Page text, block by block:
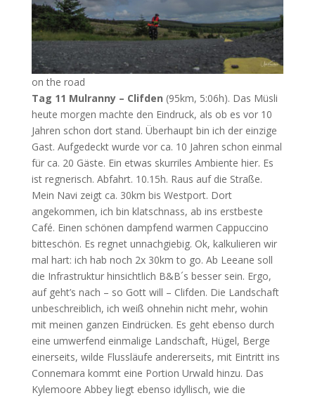
on the road
Tag 11 Mulranny – Clifden (95km, 5:06h). Das Müsli
heute morgen machte den Eindruck, als ob es vor 10
Jahren schon dort stand. Überhaupt bin ich der einzige
Gast. Aufgedeckt wurde vor ca. 10 Jahren schon einmal
für ca. 20 Gäste. Ein etwas skurriles Ambiente hier. Es
ist regnerisch. Abfahrt. 10.15h. Raus auf die Straße.
Mein Navi zeigt ca. 30km bis Westport. Dort
angekommen, ich bin klatschnass, ab ins erstbeste
Café. Einen schönen dampfend warmen Cappuccino
bitteschön. Es regnet unnachgiebig. Ok, kalkulieren wir
mal hart: ich hab noch 2x 30km to go. Ab Leeane soll
die Infrastruktur hinsichtlich B&B´s besser sein. Ergo,
auf geht’s nach – so Gott will – Clifden. Die Landschaft
unbeschreiblich, ich weiß ohnehin nicht mehr, wohin
mit meinen ganzen Eindrücken. Es geht ebenso durch
eine umwerfend einmalige Landschaft, Hügel, Berge
einerseits, wilde Flussläufe andererseits, mit Eintritt ins
Connemara kommt eine Portion Urwald hinzu. Das
Kylemoore Abbey liegt ebenso idyllisch, wie die